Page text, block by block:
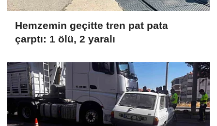
Hemzemin geçitte tren pat pata
çarptı: 1 ölü, 2 yaralı